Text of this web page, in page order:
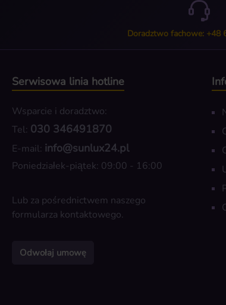
Doradztwo fachowe: +48
Serwisowa linia hotline
Wsparcie i doradztwo:
Tel: 030 346491870
E-mail: info@sunlux24.pl
Poniedziałek-piątek: 09:00 - 16:00
Lub za pośrednictwem naszego
formularza kontaktowego.
Odwołaj umowę